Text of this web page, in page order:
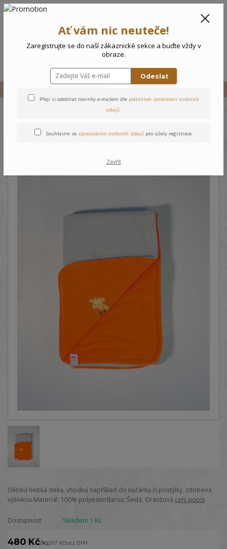
Deka Žirafa
Dětská hebká deka, vhodná například do kočárku či postýlky, zdobená
výšivkou.Materiál: 100% polyesterBarva: Šedá, Oranžová celý popis
Dostupnost Skladem 1 Ks
480 Kč/Ks397 Kčbez DPH
Ať vám nic neuteče!
Zaregistrujte se do naší zákaznické sekce a buďte vždy v
obraze.
Odeslat
Přeji si odebírat novinky e-mailem dle podmínek zpracování osobních
údajů.
Souhlasím se zpracováním osobních údajů pro účely registrace.
Zavřít